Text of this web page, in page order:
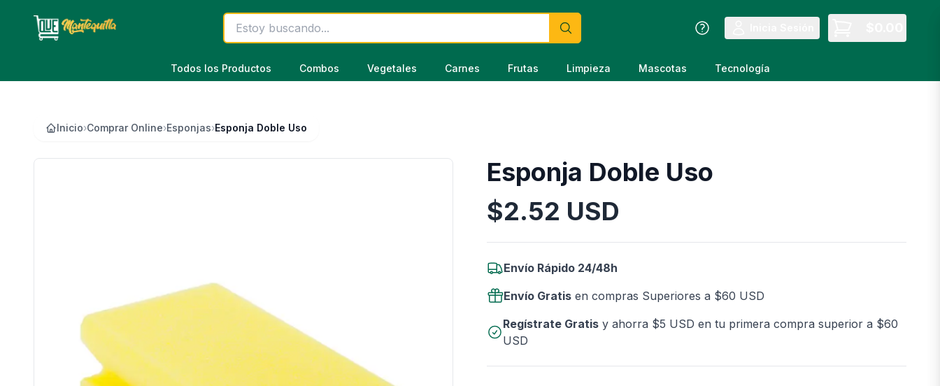
Todos los Productos Combos Vegetales Carnes Frutas Limpieza Mascotas Tecnología
Inicio›Comprar Online›Esponjas›Esponja Doble Uso
Esponja Doble Uso
Información del Producto
$2.52 USD
Envío Rápido 24/48h
Envío Gratis en compras Superiores a $60 USD
Regístrate Gratisy ahorra $5 USD en tu primera compra superior a $60
USD